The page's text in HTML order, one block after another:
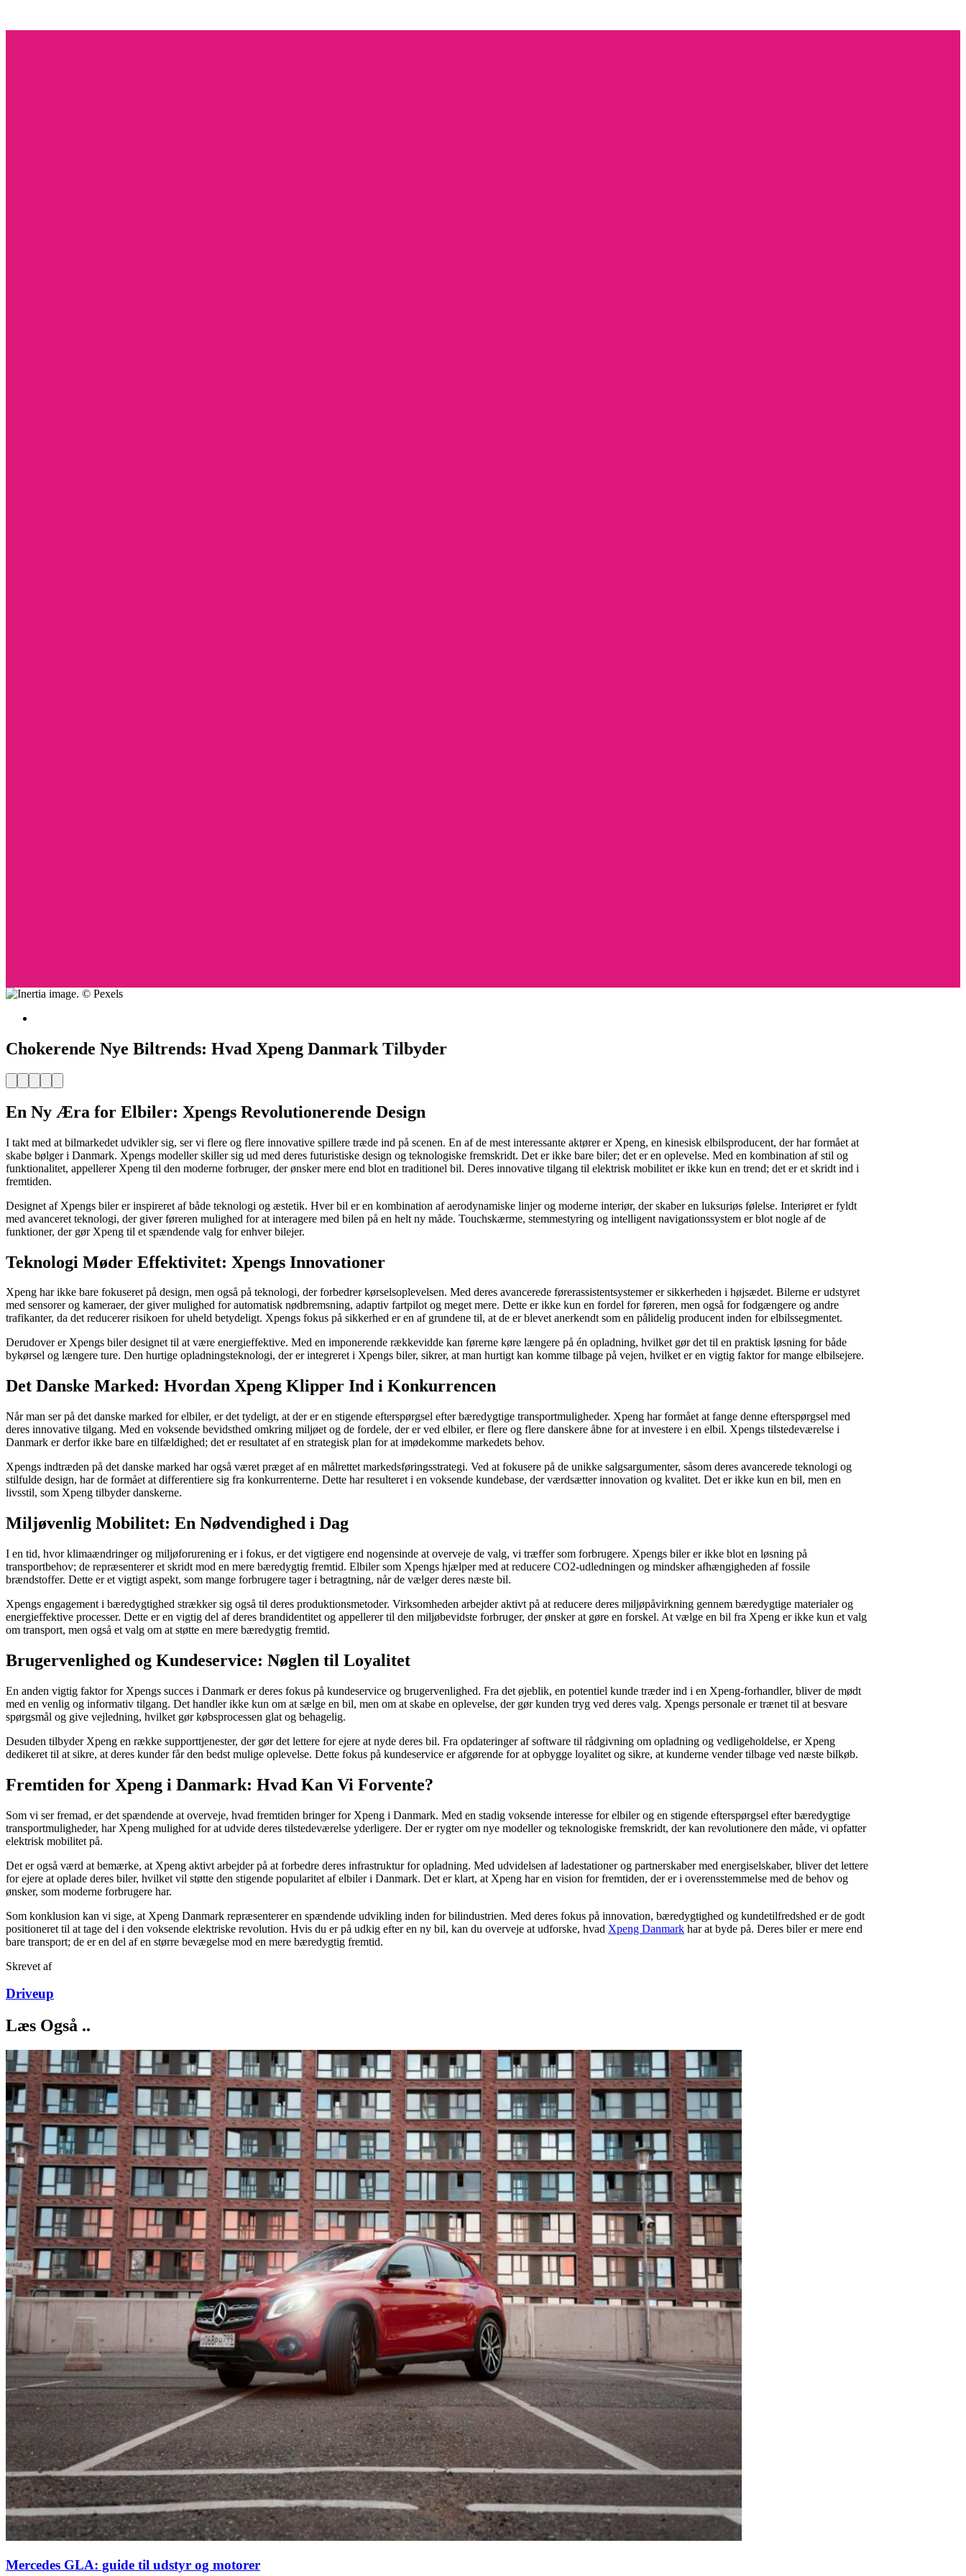
Chokerende Nye Biltrends: Hvad Xpeng Danmark Tilbyder
Facebook
Pinterest
Twitter
PrintEmail
En Ny Æra for Elbiler: Xpengs Revolutionerende Design
I takt med at bilmarkedet udvikler sig, ser vi flere og flere innovative spillere træde ind på scenen. En af de mest interessante aktører er Xpeng, en kinesisk elbilsproducent, der har formået at
skabe bølger i Danmark. Xpengs modeller skiller sig ud med deres futuristiske design og teknologiske fremskridt. Det er ikke bare biler; det er en oplevelse. Med en kombination af stil og
funktionalitet, appellerer Xpeng til den moderne forbruger, der ønsker mere end blot en traditionel bil. Deres innovative tilgang til elektrisk mobilitet er ikke kun en trend; det er et skridt ind i
fremtiden.
Designet af Xpengs biler er inspireret af både teknologi og æstetik. Hver bil er en kombination af aerodynamiske linjer og moderne interiør, der skaber en luksuriøs følelse. Interiøret er fyldt
med avanceret teknologi, der giver føreren mulighed for at interagere med bilen på en helt ny måde. Touchskærme, stemmestyring og intelligent navigationssystem er blot nogle af de
funktioner, der gør Xpeng til et spændende valg for enhver bilejer.
Teknologi Møder Effektivitet: Xpengs Innovationer
Xpeng har ikke bare fokuseret på design, men også på teknologi, der forbedrer kørselsoplevelsen. Med deres avancerede førerassistentsystemer er sikkerheden i højsædet. Bilerne er udstyret
med sensorer og kameraer, der giver mulighed for automatisk nødbremsning, adaptiv fartpilot og meget mere. Dette er ikke kun en fordel for føreren, men også for fodgængere og andre
trafikanter, da det reducerer risikoen for uheld betydeligt. Xpengs fokus på sikkerhed er en af grundene til, at de er blevet anerkendt som en pålidelig producent inden for elbilssegmentet.
Derudover er Xpengs biler designet til at være energieffektive. Med en imponerende rækkevidde kan førerne køre længere på én opladning, hvilket gør det til en praktisk løsning for både
bykørsel og længere ture. Den hurtige opladningsteknologi, der er integreret i Xpengs biler, sikrer, at man hurtigt kan komme tilbage på vejen, hvilket er en vigtig faktor for mange elbilsejere.
Det Danske Marked: Hvordan Xpeng Klipper Ind i Konkurrencen
Når man ser på det danske marked for elbiler, er det tydeligt, at der er en stigende efterspørgsel efter bæredygtige transportmuligheder. Xpeng har formået at fange denne efterspørgsel med
deres innovative tilgang. Med en voksende bevidsthed omkring miljøet og de fordele, der er ved elbiler, er flere og flere danskere åbne for at investere i en elbil. Xpengs tilstedeværelse i
Danmark er derfor ikke bare en tilfældighed; det er resultatet af en strategisk plan for at imødekomme markedets behov.
Xpengs indtræden på det danske marked har også været præget af en målrettet markedsføringsstrategi. Ved at fokusere på de unikke salgsargumenter, såsom deres avancerede teknologi og
stilfulde design, har de formået at differentiere sig fra konkurrenterne. Dette har resulteret i en voksende kundebase, der værdsætter innovation og kvalitet. Det er ikke kun en bil, men en
livsstil, som Xpeng tilbyder danskerne.
Miljøvenlig Mobilitet: En Nødvendighed i Dag
I en tid, hvor klimaændringer og miljøforurening er i fokus, er det vigtigere end nogensinde at overveje de valg, vi træffer som forbrugere. Xpengs biler er ikke blot en løsning på
transportbehov; de repræsenterer et skridt mod en mere bæredygtig fremtid. Elbiler som Xpengs hjælper med at reducere CO2-udledningen og mindsker afhængigheden af fossile
brændstoffer. Dette er et vigtigt aspekt, som mange forbrugere tager i betragtning, når de vælger deres næste bil.
Xpengs engagement i bæredygtighed strækker sig også til deres produktionsmetoder. Virksomheden arbejder aktivt på at reducere deres miljøpåvirkning gennem bæredygtige materialer og
energieffektive processer. Dette er en vigtig del af deres brandidentitet og appellerer til den miljøbevidste forbruger, der ønsker at gøre en forskel. At vælge en bil fra Xpeng er ikke kun et valg
om transport, men også et valg om at støtte en mere bæredygtig fremtid.
Brugervenlighed og Kundeservice: Nøglen til Loyalitet
En anden vigtig faktor for Xpengs succes i Danmark er deres fokus på kundeservice og brugervenlighed. Fra det øjeblik, en potentiel kunde træder ind i en Xpeng-forhandler, bliver de mødt
med en venlig og informativ tilgang. Det handler ikke kun om at sælge en bil, men om at skabe en oplevelse, der gør kunden tryg ved deres valg. Xpengs personale er trænet til at besvare
spørgsmål og give vejledning, hvilket gør købsprocessen glat og behagelig.
Desuden tilbyder Xpeng en række supporttjenester, der gør det lettere for ejere at nyde deres bil. Fra opdateringer af software til rådgivning om opladning og vedligeholdelse, er Xpeng
dedikeret til at sikre, at deres kunder får den bedst mulige oplevelse. Dette fokus på kundeservice er afgørende for at opbygge loyalitet og sikre, at kunderne vender tilbage ved næste bilkøb.
Fremtiden for Xpeng i Danmark: Hvad Kan Vi Forvente?
Som vi ser fremad, er det spændende at overveje, hvad fremtiden bringer for Xpeng i Danmark. Med en stadig voksende interesse for elbiler og en stigende efterspørgsel efter bæredygtige
transportmuligheder, har Xpeng mulighed for at udvide deres tilstedeværelse yderligere. Der er rygter om nye modeller og teknologiske fremskridt, der kan revolutionere den måde, vi opfatter
elektrisk mobilitet på.
Det er også værd at bemærke, at Xpeng aktivt arbejder på at forbedre deres infrastruktur for opladning. Med udvidelsen af ladestationer og partnerskaber med energiselskaber, bliver det lettere
for ejere at oplade deres biler, hvilket vil støtte den stigende popularitet af elbiler i Danmark. Det er klart, at Xpeng har en vision for fremtiden, der er i overensstemmelse med de behov og
ønsker, som moderne forbrugere har.
Som konklusion kan vi sige, at Xpeng Danmark repræsenterer en spændende udvikling inden for bilindustrien. Med deres fokus på innovation, bæredygtighed og kundetilfredshed er de godt
positioneret til at tage del i den voksende elektriske revolution. Hvis du er på udkig efter en ny bil, kan du overveje at udforske, hvad Xpeng Danmark har at byde på. Deres biler er mere end
bare transport; de er en del af en større bevægelse mod en mere bæredygtig fremtid.
Skrevet af
Driveup
Læs Også ..
Mercedes GLA: guide til udstyr og motorer